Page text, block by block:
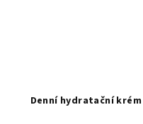
Denní hydratační krém